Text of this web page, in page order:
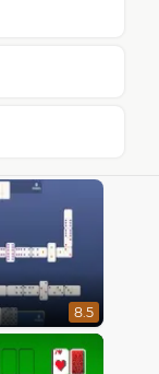
8.5